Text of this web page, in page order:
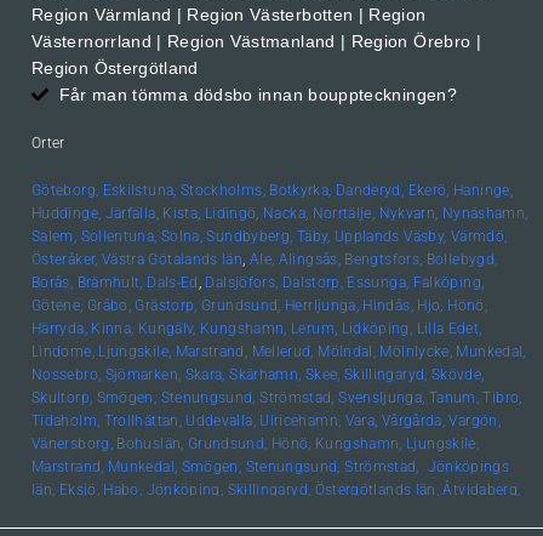
Region Värmland | Region Västerbotten | Region
Västernorrland | Region Västmanland | Region Örebro |
Region Östergötland
Får man tömma dödsbo innan bouppteckningen?
Orter
Göteborg, Eskilstuna, Stockholms, Botkyrka, Danderyd, Ekerö, Haninge,
Huddinge, Järfälla, Kista, Lidingö, Nacka, Norrtälje, Nykvarn, Nynäshamn,
Salem, Sollentuna, Solna, Sundbyberg, Täby, Upplands Väsby, Värmdö,
Österåker, Västra Götalands län, Ale, Alingsås, Bengtsfors, Bollebygd,
Borås, Brämhult, Dals-Ed , Dalsjöfors, Dalstorp, Essunga, Falköping,
Götene, Gråbo, Grästorp, Grundsund, Herrljunga, Hindås, Hjo, Hönö,
Härryda, Kinna, Kungälv, Kungshamn, Lerum, Lidköping, Lilla Edet,
Lindome, Ljungskile, Marstrand, Mellerud, Mölndal, Mölnlycke, Munkedal,
Nossebro, Sjömarken, Skara, Skärhamn, Skee, Skillingaryd, Skövde,
Skultorp, Smögen, Stenungsund, Strömstad, Svensljunga, Tanum, Tibro,
Tidaholm, Trollhättan, Uddevalla, Ulricehamn, Vara, Vårgårda, Vargön,
Vänersborg, Bohuslän, Grundsund, Hönö, Kungshamn, Ljungskile,
Marstrand, Munkedal, Smögen, Stenungsund, Strömstad, Jönköpings
län, Eksjö, Habo, Jönköping, Skillingaryd, Östergötlands län, Åtvidaberg,